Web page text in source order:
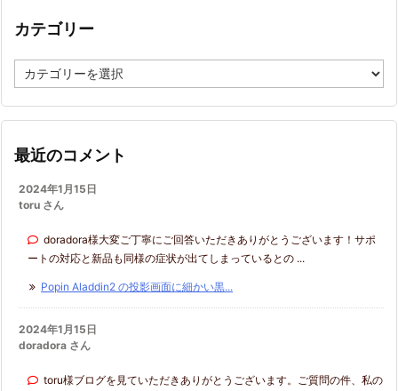
カテゴリー
テ
リ
最近のコメント
2024年1月15日
toru さん
doradora様大変ご丁寧にご回答いただきありがとうございます！サポ
ートの対応と新品も同様の症状が出てしまっているとの ...
Popin Aladdin2 の投影画面に細かい黒...
2024年1月15日
doradora さん
toru様ブログを見ていただきありがとうございます。ご質問の件、私の